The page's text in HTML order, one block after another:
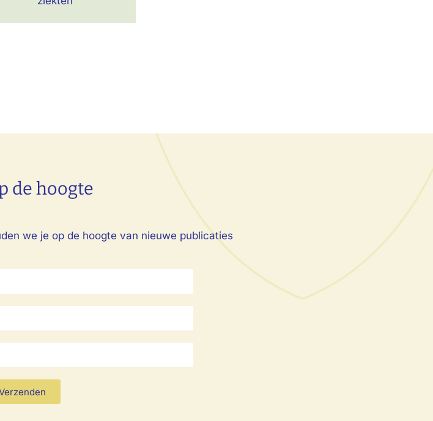
de hoogte
we je op de hoogte van nieuwe publicaties